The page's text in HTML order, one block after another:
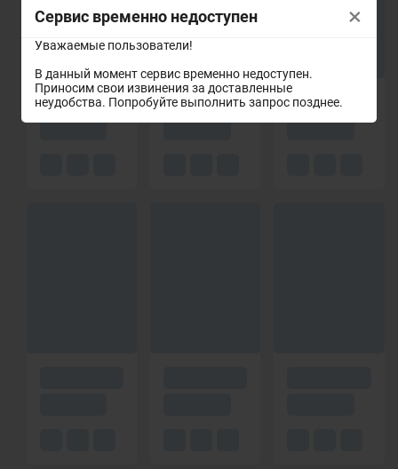
Сервис временно недоступен
Уважаемые пользователи!
В данный момент сервис временно недоступен.
Приносим свои извинения за доставленные
неудобства. Попробуйте выполнить запрос позднее.
×